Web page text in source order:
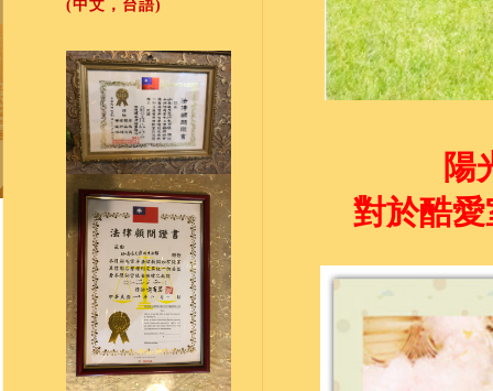
(中文，台語)
陽
對於酷